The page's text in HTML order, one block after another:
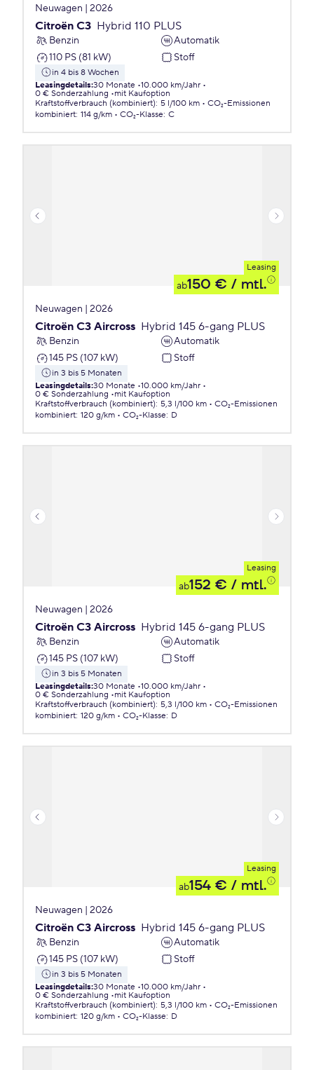
Neuwagen | 2026
Citroën C3 Hybrid 110 PLUS
Benzin
Automatik
110 PS (81 kW)
Stoff
in 4 bis 8 Wochen
Leasingdetails:30 Monate 10.000 km/Jahr
0 € Sonderzahlung
mit Kaufoption
Kraftstoffverbrauch (kombiniert): 5 l/100 km
CO₂-Emissionen
kombiniert: 114 g/km CO₂-Klasse: C
Leasing
ab150 € / mtl.
Neuwagen | 2026
Citroën C3 Aircross Hybrid 145 6-gang PLUS
Benzin
Automatik
145 PS (107 kW)
Stoff
in 3 bis 5 Monaten
Leasingdetails:30 Monate 10.000 km/Jahr
0 € Sonderzahlung
mit Kaufoption
Kraftstoffverbrauch (kombiniert): 5,3 l/100 km
CO₂-Emissionen
kombiniert: 120 g/km CO₂-Klasse: D
Leasing
ab152 € / mtl.
Neuwagen | 2026
Citroën C3 Aircross Hybrid 145 6-gang PLUS
Benzin
Automatik
145 PS (107 kW)
Stoff
in 3 bis 5 Monaten
Leasingdetails:30 Monate 10.000 km/Jahr
0 € Sonderzahlung
mit Kaufoption
Kraftstoffverbrauch (kombiniert): 5,3 l/100 km
CO₂-Emissionen
kombiniert: 120 g/km CO₂-Klasse: D
Leasing
ab154 € / mtl.
Neuwagen | 2026
Citroën C3 Aircross Hybrid 145 6-gang PLUS
Benzin
Automatik
145 PS (107 kW)
Stoff
in 3 bis 5 Monaten
Leasingdetails:30 Monate 10.000 km/Jahr
0 € Sonderzahlung
mit Kaufoption
Kraftstoffverbrauch (kombiniert): 5,3 l/100 km
CO₂-Emissionen
kombiniert: 120 g/km CO₂-Klasse: D